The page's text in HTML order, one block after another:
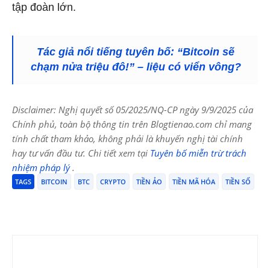
tập đoàn lớn.
Tác giả nổi tiếng tuyên bố: “Bitcoin sẽ
chạm nửa triệu đô!” – liệu có viển vông?
Disclaimer: Nghị quyết số 05/2025/NQ-CP ngày 9/9/2025 của
Chính phủ, toàn bộ thông tin trên Blogtienao.com chỉ mang
tính chất tham khảo, không phải là khuyến nghị tài chính
hay tư vấn đầu tư. Chi tiết xem tại Tuyên bố miễn trừ trách
nhiệm pháp lý.
TAGS BITCOIN BTC CRYPTO TIỀN ẢO TIỀN MÃ HÓA TIỀN SỐ